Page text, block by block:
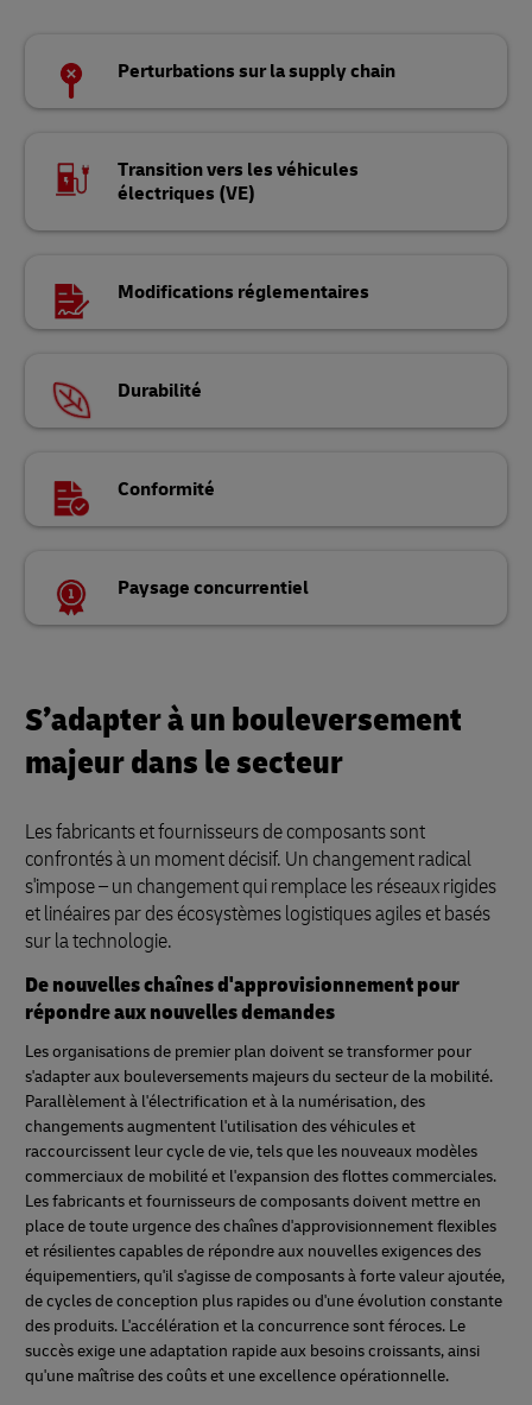
Perturbations sur la supply chain
Transition vers les véhicules
électriques (VE)
Modifications réglementaires
Durabilité
Conformité
Paysage concurrentiel
S’adapter à un bouleversement
majeur dans le secteur
Les fabricants et fournisseurs de composants sont
confrontés à un moment décisif. Un changement radical
s'impose – un changement qui remplace les réseaux rigides
et linéaires par des écosystèmes logistiques agiles et basés
sur la technologie.
De nouvelles chaînes d'approvisionnement pour
répondre aux nouvelles demandes
Les organisations de premier plan doivent se transformer pour
s'adapter aux bouleversements majeurs du secteur de la mobilité.
Parallèlement à l'électrification et à la numérisation, des
changements augmentent l'utilisation des véhicules et
raccourcissent leur cycle de vie, tels que les nouveaux modèles
commerciaux de mobilité et l'expansion des flottes commerciales.
Les fabricants et fournisseurs de composants doivent mettre en
place de toute urgence des chaînes d'approvisionnement flexibles
et résilientes capables de répondre aux nouvelles exigences des
équipementiers, qu'il s'agisse de composants à forte valeur ajoutée,
de cycles de conception plus rapides ou d'une évolution constante
des produits. L'accélération et la concurrence sont féroces. Le
succès exige une adaptation rapide aux besoins croissants, ainsi
qu'une maîtrise des coûts et une excellence opérationnelle.